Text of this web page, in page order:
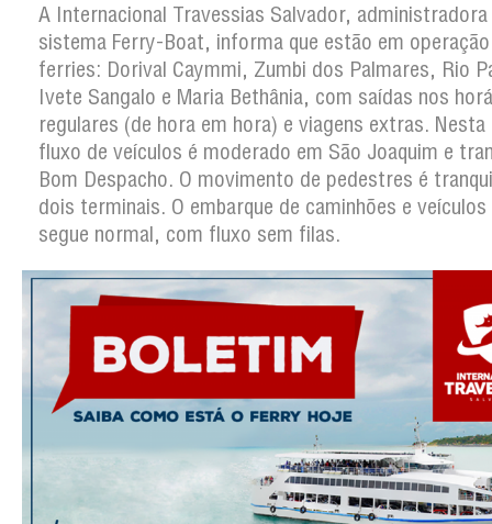
A Internacional Travessias Salvador,
sistema Ferry-Boat, informa que estão em
ferries: Dorival Caymmi, Zumbi dos Palmares, Rio
Ivete Sangalo e Maria Bethânia, com saídas nos
regulares (de hora em hora) e viagens extras. Nesta
fluxo de veículos é moderado em São Joaquim e
Bom Despacho. O movimento de pedestres é
dois terminais. O embarque de caminhões e
segue normal, com fluxo sem filas.